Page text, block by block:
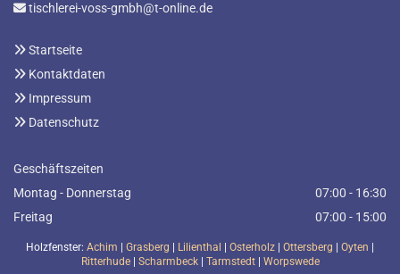
 tischlerei-voss-gmbh@t-online.de
 Startseite
 Kontaktdaten
 Impressum
 Datenschutz
Geschäftszeiten
Montag - Donnerstag
07:00 - 16:30
Freitag
07:00 - 15:00
Holzfenster: Achim Grasberg Lilienthal Osterholz Ottersberg Oyten
Ritterhude| Scharmbeck| Tarmstedt| Worpswede